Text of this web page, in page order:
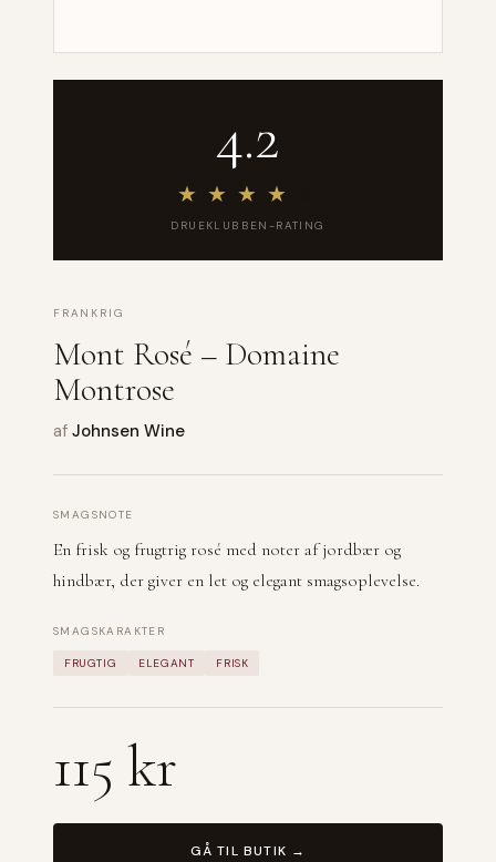
4.2
★ ★ ★ ★
DRUEKLUBBEN-RATING
FRANKRIG
Mont Rosé – Domaine
Montrose
af Johnsen Wine
SMAGSNOTE
En frisk og frugtrig rosé med noter af jordbær og
hindbær, der giver en let og elegant smagsoplevelse.
SMAGSKARAKTER
FRUGTIG ELEGANT FRISK
115 kr
GÅ TIL BUTIK →